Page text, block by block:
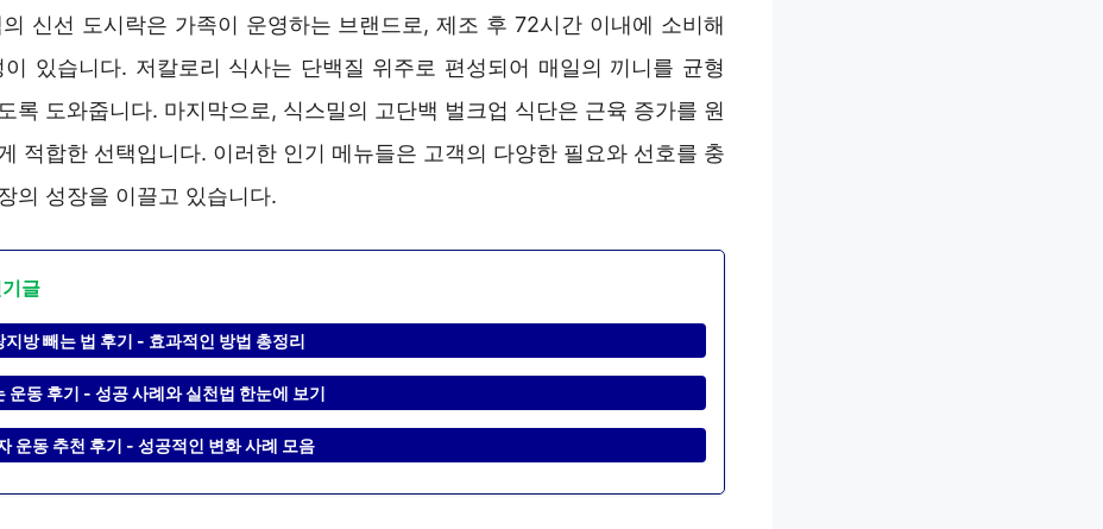
신선 도시락은 가족이 운영하는 브랜드로, 제조 후 72시간 이내에 소비해
있습니다. 저칼로리 식사는 단백질 위주로 편성되어 매일의 끼니를 균형
록 도와줍니다. 마지막으로, 식스밀의 고단백 벌크업 식단은 근육 증가를 원
적합한 선택입니다. 이러한 인기 메뉴들은 고객의 다양한 필요와 선호를 충
의 성장을 이끌고 있습니다.
글
지방 빼는 법 후기 - 효과적인 방법 총정리
운동 후기 - 성공 사례와 실천법 한눈에 보기
운동 추천 후기 - 성공적인 변화 사례 모음